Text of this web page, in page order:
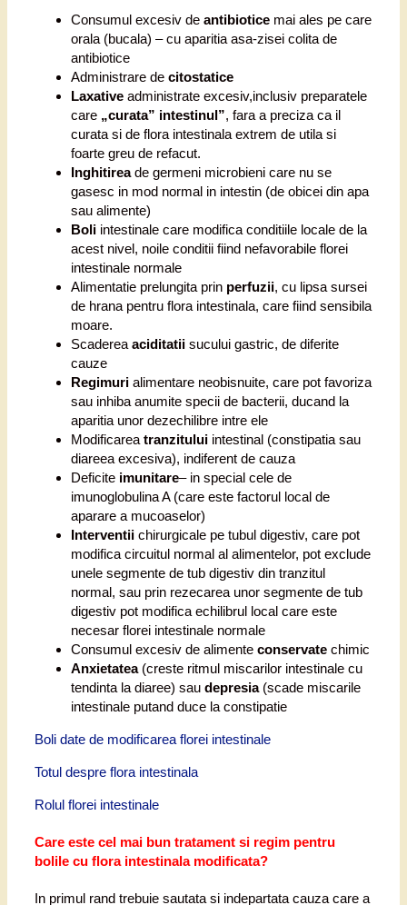
Consumul excesiv de antibiotice mai ales pe care
orala (bucala) – cu aparitia asa-zisei colita de
antibiotice
Administrare de citostatice
Laxative administrate excesiv,inclusiv preparatele
care „curata” intestinul”, fara a preciza ca il
curata si de flora intestinala extrem de utila si
foarte greu de refacut.
Inghitireade germeni microbieni care nu se
gasesc in mod normal in intestin (de obicei din apa
sau alimente)
Boli intestinale care modifica conditiile locale de la
acest nivel, noile conditii fiind nefavorabile florei
intestinale normale
Alimentatie prelungita prin perfuzii, cu lipsa sursei
de hrana pentru flora intestinala, care fiind sensibila
moare.
Scaderea aciditatii sucului gastric, de diferite
cauze
Regimuri alimentare neobisnuite, care pot favoriza
sau inhiba anumite specii de bacterii, ducand la
aparitia unor dezechilibre intre ele
Modificarea tranzitului intestinal (constipatia sau
diareea excesiva), indiferent de cauza
Deficite imunitare– in special cele de
imunoglobulina A (care este factorul local de
aparare a mucoaselor)
Interventii chirurgicale pe tubul digestiv, care pot
modifica circuitul normal al alimentelor, pot exclude
unele segmente de tub digestiv din tranzitul
normal, sau prin rezecarea unor segmente de tub
digestiv pot modifica echilibrul local care este
necesar florei intestinale normale
Consumul excesiv de alimente conservate chimic
Anxietatea(creste ritmul miscarilor intestinale cu
tendinta la diaree) sau depresia(scade miscarile
intestinale putand duce la constipatie
Boli date de modificarea florei intestinale
Totul despre flora intestinala
Rolul florei intestinale
Care este cel mai bun tratament si regim pentru
bolile cu flora intestinala modificata?
In primul rand trebuie sautata si indepartata cauza care a